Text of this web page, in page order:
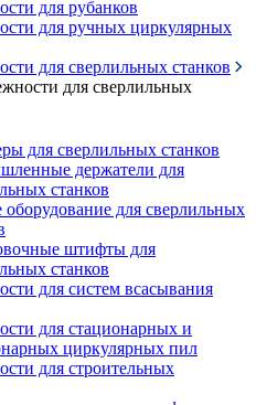
для рубанков
для ручных циркулярных
для сверлильных станков
для сверлильных
для сверлильных станков
держатели для
станков
оборудование для сверлильных
штифты для
станков
для систем всасывания
для стационарных и
циркулярных пил
для строительных